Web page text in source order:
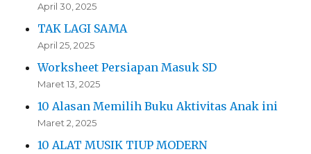
April 30, 2025
TAK LAGI SAMA
April 25, 2025
Worksheet Persiapan Masuk SD
Maret 13, 2025
10 Alasan Memilih Buku Aktivitas Anak ini
Maret 2, 2025
10 ALAT MUSIK TIUP MODERN